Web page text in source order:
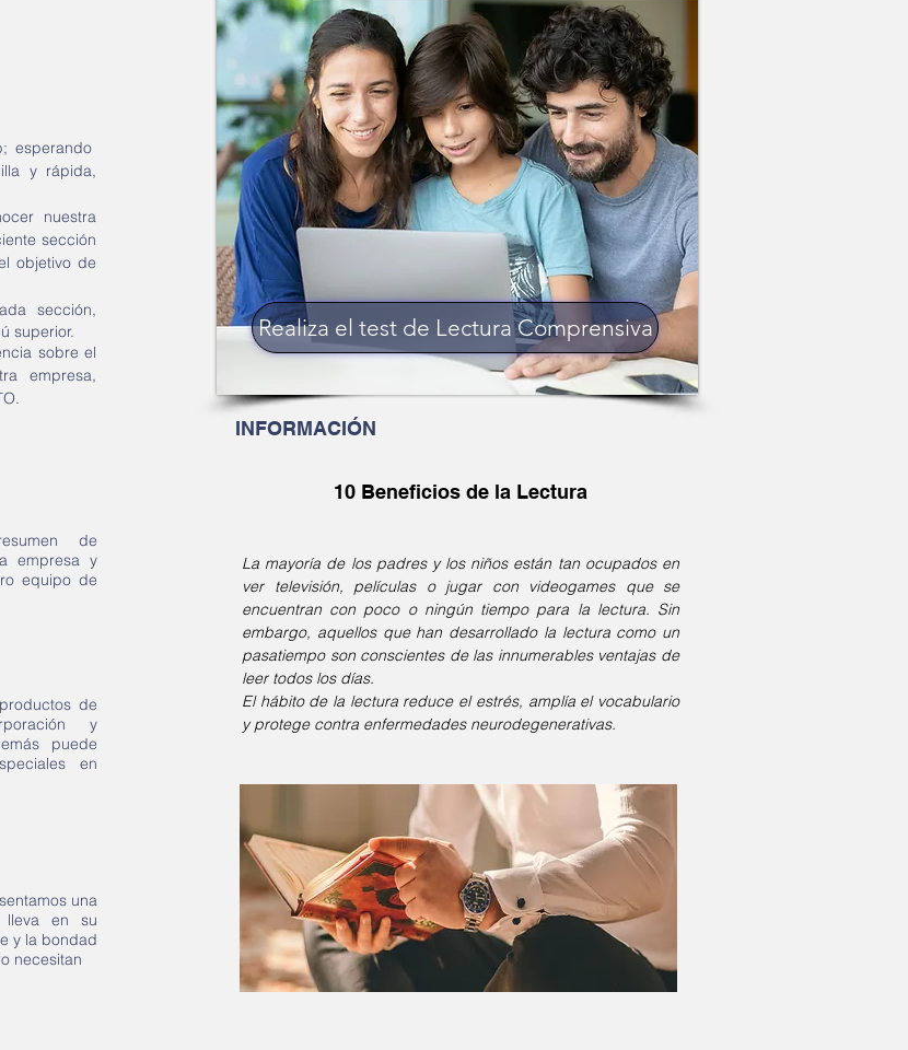
esperando
y rápida,
nuestra
sección
objetivo de
sección,
superior.
sobre el
empresa,
.
de
empresa y
equipo de
de
y
puede
en
una
lleva en su
y la bondad
necesitan
INFORMACIÓN
10 Beneficios de la Lectura
La mayoría de los padres y los niños están tan ocupados en
ver televisión, películas o jugar con videogames que se
encuentran con poco o ningún tiempo para la lectura. Sin
embargo, aquellos que han desarrollado la lectura como un
pasatiempo son conscientes de las innumerables ventajas de
leer todos los días.
El hábito de la lectura reduce el estrés, amplía el vocabulario
y protege contra enfermedades neurodegenerativas.
Realiza el test de Lectura Comprensiva